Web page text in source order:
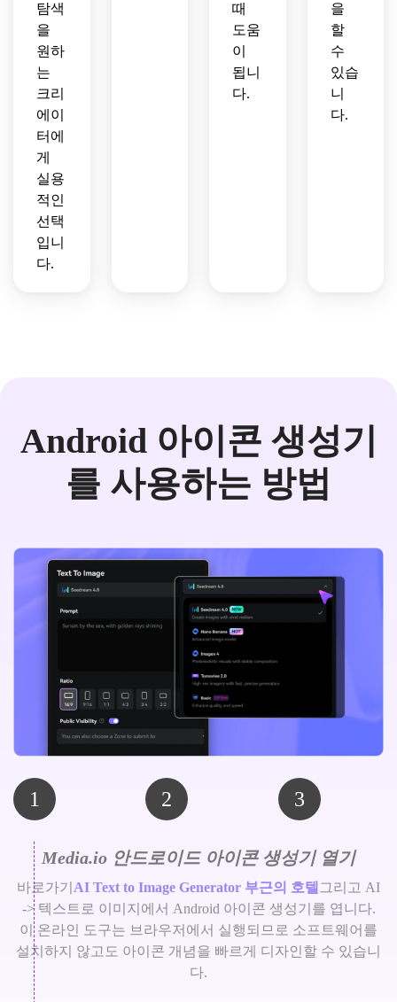
탐색
을
원하
는
크리
에이
터에
게
실용
적인
선택
입니
다.
때
도움
이
됩니
다.
을
할
수
있습
니
다.
Android 아이콘 생성기
를 사용하는 방법
1 2 3
Media.io 안드로이드 아이콘 생성기 열기
바로가기 AI Text to Image Generator 부근의 호텔 그리고 AI
-> 텍스트로 이미지에서 Android 아이콘 생성기를 엽니다.
이 온라인 도구는 브라우저에서 실행되므로 소프트웨어를
설치하지 않고도 아이콘 개념을 빠르게 디자인할 수 있습니
다.